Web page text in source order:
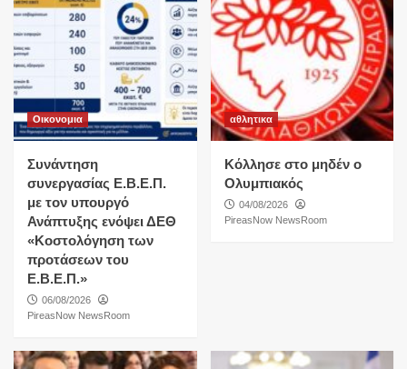
Οικονομια
Συνάντηση
συνεργασίας Ε.Β.Ε.Π.
με τον υπουργό
Ανάπτυξης ενόψει ΔΕΘ
«Κοστολόγηση των
προτάσεων του
Ε.Β.Ε.Π.»
06/08/2026
PireasNow NewsRoom
αθλητικα
Κόλλησε στο μηδέν ο
Ολυμπιακός
04/08/2026
PireasNow NewsRoom